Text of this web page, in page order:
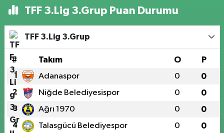
TFF 3.Lig 3.Grup Puan Durumu
TFF 3.Lig 3.Grup
# Takım O P
1 Adanaspor 0 0
2 Niğde Belediyesispor 0 0
3 Ağrı 1970 0 0
4 Talasgücü Belediyespor 0 0